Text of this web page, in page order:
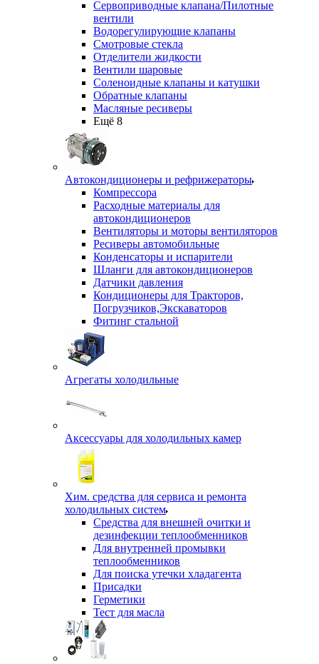
Сервоприводные клапана/Пилотные
вентили
Водорегулирующие клапаны
Смотровые стекла
Отделители жидкости
Вентили шаровые
Соленоидные клапаны и катушки
Обратные клапаны
Масляные ресиверы
Ещё 8
Автокондиционеры и рефрижераторы
Компрессора
Расходные материалы для
автокондиционеров
Вентиляторы и моторы вентиляторов
Ресиверы автомобильные
Конденсаторы и испарители
Шланги для автокондиционеров
Датчики давления
Кондиционеры для Тракторов,
Погрузчиков,Экскаваторов
Фитинг стальной
Агрегаты холодильные
Аксессуары для холодильных камер
Хим. средства для сервиса и ремонта
холодильных систем
Средства для внешней очитки и
дезинфекции теплообменников
Для внутренней промывки
теплообменников
Для поиска утечки хладагента
Присадки
Герметики
Тест для масла